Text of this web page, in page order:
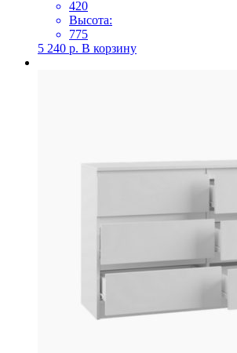
420
Высота:
775
5 240 р. В корзину